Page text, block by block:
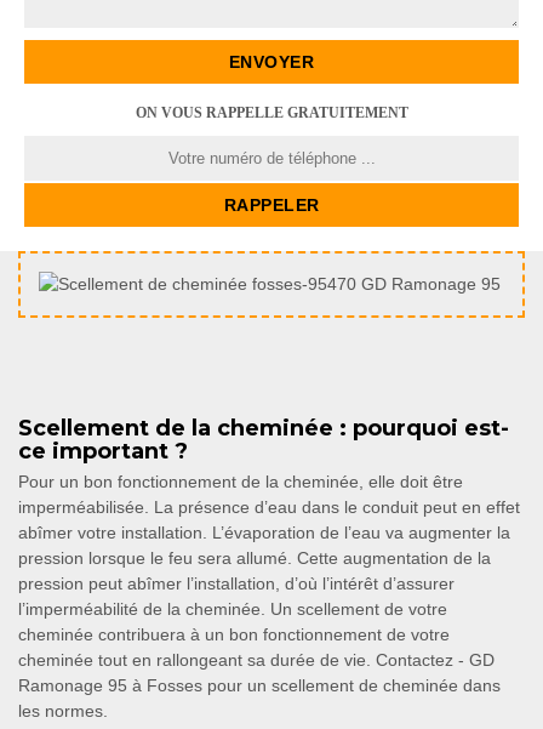
ON VOUS RAPPELLE GRATUITEMENT
Scellement de la cheminée : pourquoi est-
ce important ?
Pour un bon fonctionnement de la cheminée, elle doit être
imperméabilisée. La présence d’eau dans le conduit peut en effet
abîmer votre installation. L’évaporation de l’eau va augmenter la
pression lorsque le feu sera allumé. Cette augmentation de la
pression peut abîmer l’installation, d’où l’intérêt d’assurer
l’imperméabilité de la cheminée. Un scellement de votre
cheminée contribuera à un bon fonctionnement de votre
cheminée tout en rallongeant sa durée de vie. Contactez - GD
Ramonage 95 à Fosses pour un scellement de cheminée dans
les normes.